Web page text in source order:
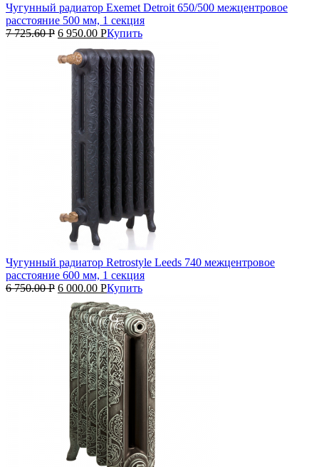
Чугунный радиатор Exemet Detroit 650/500 межцентровое
расстояние 500 мм, 1 секция
7 725.60Р 6 950.00 РКупить
Чугунный радиатор Retrostyle Leeds 740 межцентровое
расстояние 600 мм, 1 секция
6 750.00Р 6 000.00 РКупить